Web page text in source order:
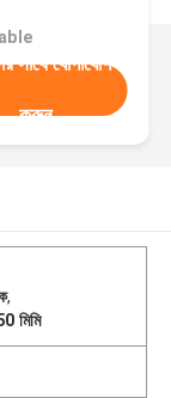
সাথে যোগাযোগ
করুন
,
মিমি